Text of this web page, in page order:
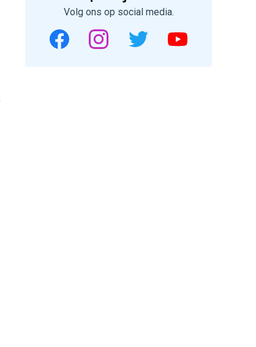
Volg ons op social media.